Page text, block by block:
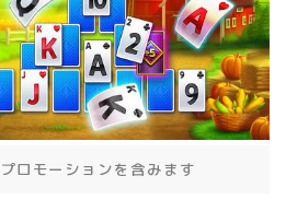
ロモーションを含みます